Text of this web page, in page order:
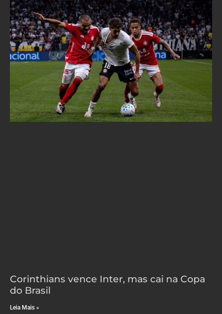
Corinthians vence Inter, mas cai na Copa
do Brasil
Leia Mais »